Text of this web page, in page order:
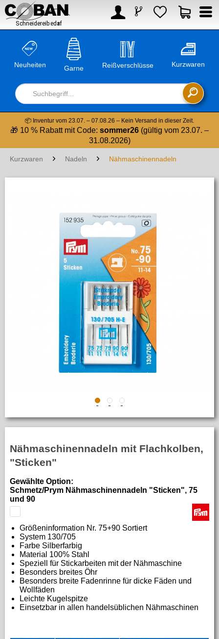
 

Neuheiten Garne

Reißverschlüsse Kurzwaren
📦 Inventur vom 23.07. – 07.08.26 – Kein Versand in dieser Zeit.
🎁 10 % Rabatt mit Code: sommer26 (gültig vom 23.07. –
31.08.2026)
Kurzwaren Nadeln Nähmaschinennadeln
Nähmaschinennadeln mit Flachkolben,
"Sticken"
Gewählte Option:
Schmetz/Prym Nähmaschinennadeln "Sticken", 75
und 90
Größeninformation Nr. 75+90 Sortiert
System 130/705
Farbe Silberfarbig
Material 100% Stahl
Speziell für Stickarbeiten mit der Nähmaschine
Besonders breites Öhr
Besonders breite Fadenrinne für dicke Fäden und
Wollfäden
Leichte Kugelspitze
Einsetzbar in allen handelsüblichen Nähmaschinen